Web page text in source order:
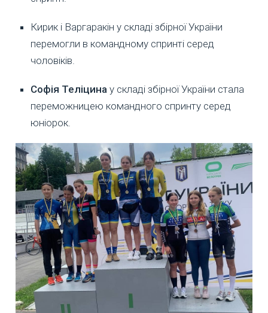
Кирик і Варгаракін у складі збірної України
перемогли в командному спринті серед
чоловіків.
Софія Теліцина у складі збірної України стала
переможницею командного спринту серед
юніорок.